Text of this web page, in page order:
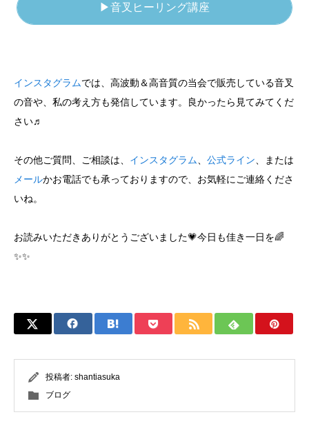
▶音叉ヒーリング講座
インスタグラムでは、高波動＆高音質の当会で販売している音叉
の音や、私の考え方も発信しています。良かったら見てみてくだ
さい♬
その他ご質問、ご相談は、 インスタグラム、 公式ライン、または
メールかお電話でも承っておりますので、お気軽にご連絡くださ
いね。
お読みいただきありがとうございました💗今日も佳き一日を🌈
✨✨
投稿者: shantiasuka
ブログ